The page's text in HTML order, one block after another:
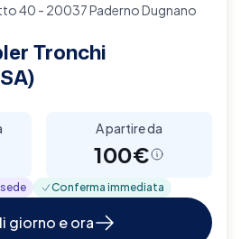
40 - 20037 Paderno Dugnano
Tronchi
A partire da
100€
Conferma immediata
giorno e ora